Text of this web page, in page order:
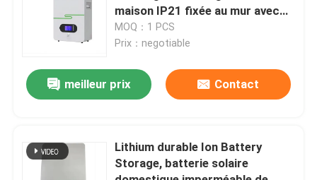
Contact USA
Nouvelles
Centrale portative solaire
maison IP21 fixée au mur avec
l'affichage à cristaux liquides
MOQ：1 PCS
Prix：negotiable
meilleur prix Contact
Lithium durable Ion Battery
Storage, batterie solaire